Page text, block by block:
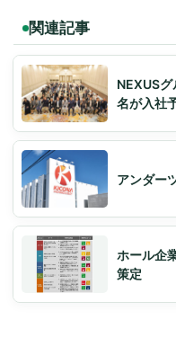
関連記事
NEXUS
名が入社
アンダー
ホール企
策定